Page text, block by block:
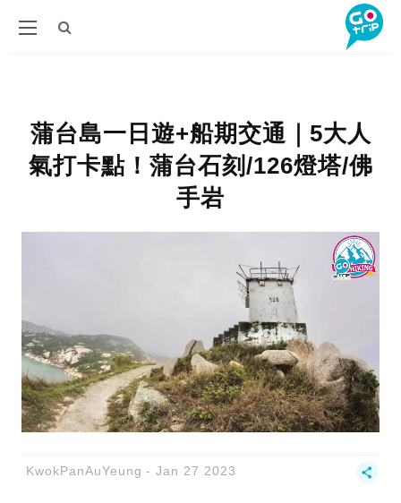
蒲台島一日遊+船期交通｜5大人
氣打卡點！蒲台石刻/126燈塔/佛
手岩
KwokPanAuYeung Jan 27 2023